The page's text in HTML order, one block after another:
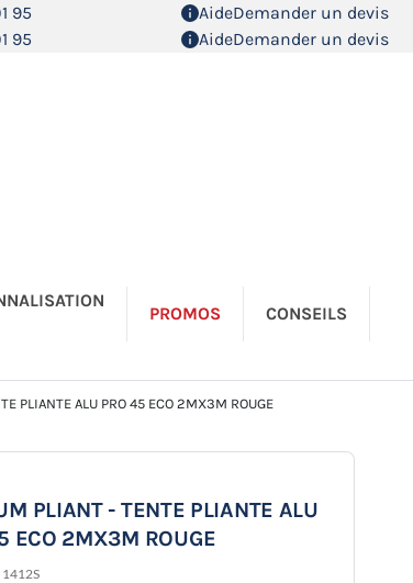
95 AideDemander un devis
95 AideDemander un devis
PROMOS CONSEILS
PLIANTE ALU PRO 45 ECO 2MX3M ROUGE
PLIANT - TENTE PLIANTE ALU
ECO 2MX3M ROUGE
1412S